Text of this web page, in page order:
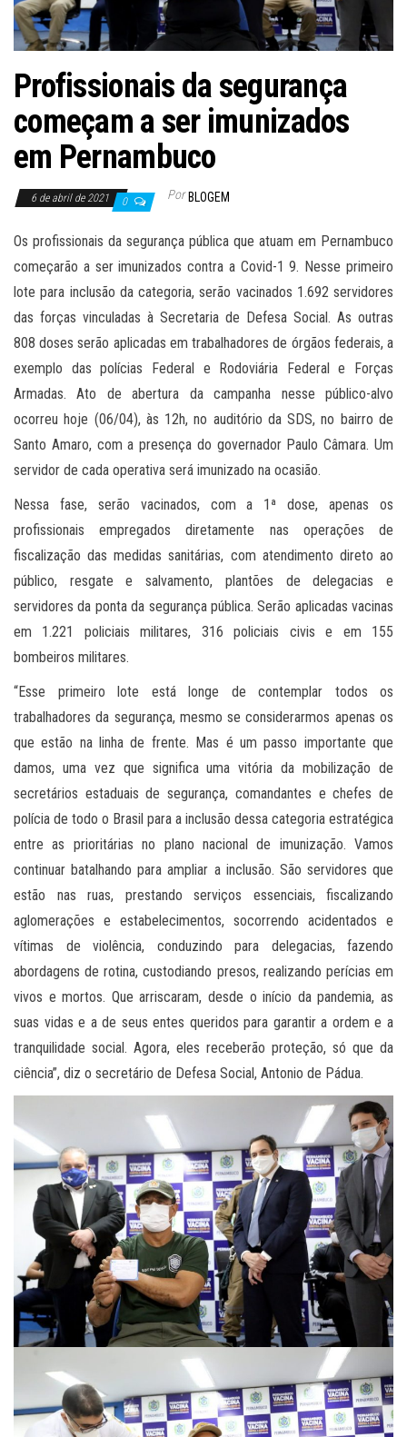
Profissionais da segurança
começam a ser imunizados
em Pernambuco
6 de abril de 2021 0 Por BLOGEM
Os profissionais da segurança pública que atuam em Pernambuco
começarão a ser imunizados contra a Covid-1 9. Nesse primeiro
lote para inclusão da categoria, serão vacinados 1.692 servidores
das forças vinculadas à Secretaria de Defesa Social. As outras
808 doses serão aplicadas em trabalhadores de órgãos federais, a
exemplo das polícias Federal e Rodoviária Federal e Forças
Armadas. Ato de abertura da campanha nesse público-alvo
ocorreu hoje (06/04), às 12h, no auditório da SDS, no bairro de
Santo Amaro, com a presença do governador Paulo Câmara. Um
servidor de cada operativa será imunizado na ocasião.
Nessa fase, serão vacinados, com a 1ª dose, apenas os
profissionais empregados diretamente nas operações de
fiscalização das medidas sanitárias, com atendimento direto ao
público, resgate e salvamento, plantões de delegacias e
servidores da ponta da segurança pública. Serão aplicadas vacinas
em 1.221 policiais militares, 316 policiais civis e em 155
bombeiros militares.
“Esse primeiro lote está longe de contemplar todos os
trabalhadores da segurança, mesmo se considerarmos apenas os
que estão na linha de frente. Mas é um passo importante que
damos, uma vez que significa uma vitória da mobilização de
secretários estaduais de segurança, comandantes e chefes de
polícia de todo o Brasil para a inclusão dessa categoria estratégica
entre as prioritárias no plano nacional de imunização. Vamos
continuar batalhando para ampliar a inclusão. São servidores que
estão nas ruas, prestando serviços essenciais, fiscalizando
aglomerações e estabelecimentos, socorrendo acidentados e
vítimas de violência, conduzindo para delegacias, fazendo
abordagens de rotina, custodiando presos, realizando perícias em
vivos e mortos. Que arriscaram, desde o início da pandemia, as
suas vidas e a de seus entes queridos para garantir a ordem e a
tranquilidade social. Agora, eles receberão proteção, só que da
ciência”, diz o secretário de Defesa Social, Antonio de Pádua.